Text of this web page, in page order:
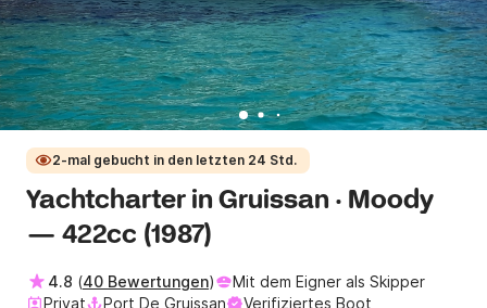
2-mal gebucht in den letzten 24 Std.
Yachtcharter in Gruissan · Moody
— 422cc (1987)
4.8 (40 Bewertungen)
Mit dem Eigner als Skipper
Privat
Port De Gruissan Verifiziertes Boot